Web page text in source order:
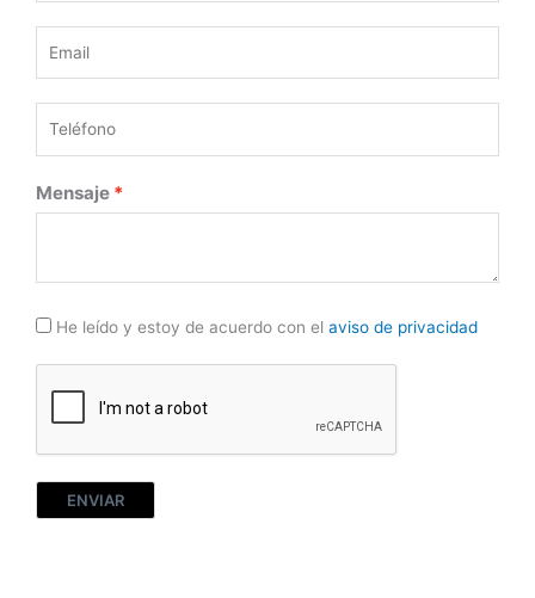
Mensaje
He leído y estoy de acuerdo con el aviso de privacidad
ENVIAR